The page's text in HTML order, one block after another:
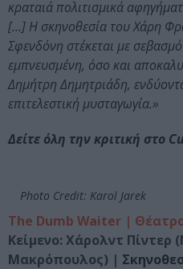
κραταιά πολιτισμικά
[…] Η σκηνοθεσία του Χάρη
Σφενδόνη στέκεται με
εμπνευσμένη, όσο και
Δημήτρη Δημητριάδη,
επιτελεστική μυσταγωγία.»
Δείτε όλη την κριτική στο
Photo Credit: Karol Jarek
The Dumb Waiter |
Κείμενο: Χάρολντ
Μακρόπουλος) |